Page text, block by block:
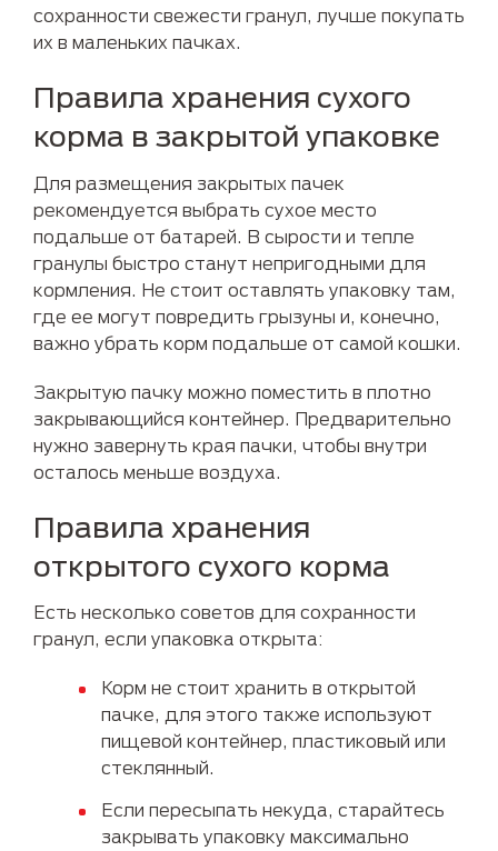
сохранности свежести гранул, лучше покупать
их в маленьких пачках.
Правила хранения сухого
корма в закрытой упаковке
Для размещения закрытых пачек
рекомендуется выбрать сухое место
подальше от батарей. В сырости и тепле
гранулы быстро станут непригодными для
кормления. Не стоит оставлять упаковку там,
где ее могут повредить грызуны и, конечно,
важно убрать корм подальше от самой кошки.
Закрытую пачку можно поместить в плотно
закрывающийся контейнер. Предварительно
нужно завернуть края пачки, чтобы внутри
осталось меньше воздуха.
Правила хранения
открытого сухого корма
Есть несколько советов для сохранности
гранул, если упаковка открыта:
Корм не стоит хранить в открытой
пачке, для этого также используют
пищевой контейнер, пластиковый или
стеклянный.
Если пересыпать некуда, старайтесь
закрывать упаковку максимально